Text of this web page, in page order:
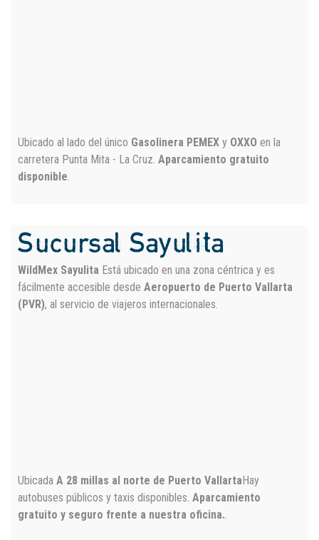
Ubicado al lado del único Gasolinera PEMEX y OXXO en la
carretera Punta Mita - La Cruz. Aparcamiento gratuito
disponible.
Sucursal Sayulita
WildMex Sayulita Está ubicado en una zona céntrica y es
fácilmente accesible desde Aeropuerto de Puerto Vallarta
(PVR), al servicio de viajeros internacionales.
Ubicada A 28 millas al norte de Puerto VallartaHay
autobuses públicos y taxis disponibles. Aparcamiento
gratuito y seguro frente a nuestra oficina..